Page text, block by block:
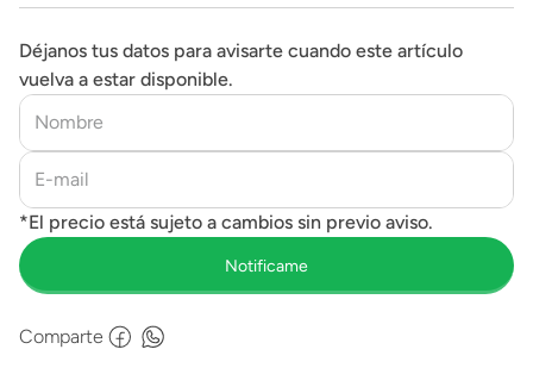
Déjanos tus datos para avisarte cuando este artículo
vuelva a estar disponible.
Comparte